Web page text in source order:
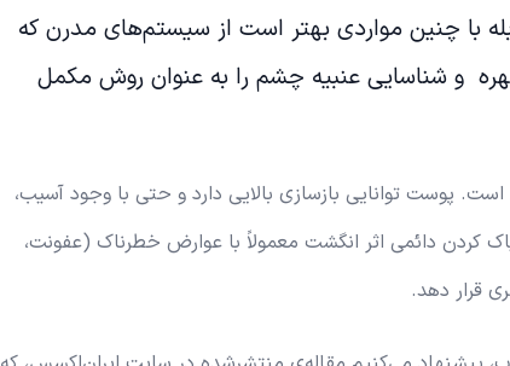
با چنین مواردی بهتر است از سیستم‌های مدرن که
و شناسایی عنبیه چشم را به عنوان روش مکمل
پوست توانایی بازسازی بالایی دارد و حتی با وجود آسیب،
کردن دائمی اثر انگشت معمولاً با عوارض خطرناک (عفونت،
قرار دهد.